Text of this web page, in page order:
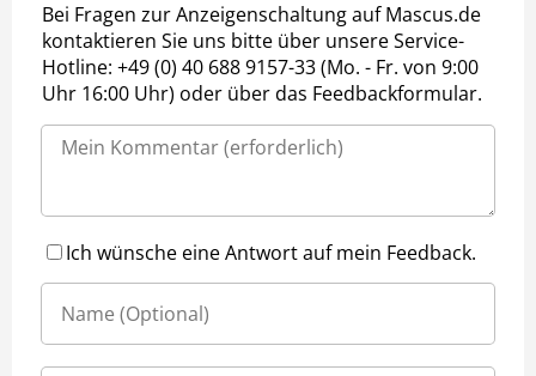
Bei Fragen zur Anzeigenschaltung auf Mascus.de
kontaktieren Sie uns bitte über unsere Service-
Hotline: +49 (0) 40 688 9157-33 (Mo. - Fr. von 9:00
Uhr 16:00 Uhr) oder über das Feedbackformular.
Ich wünsche eine Antwort auf mein Feedback.